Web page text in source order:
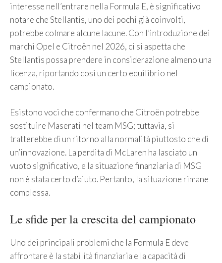
interesse nell’entrare nella Formula E, è significativo
notare che Stellantis, uno dei pochi già coinvolti,
potrebbe colmare alcune lacune. Con l’introduzione dei
marchi Opel e Citroën nel 2026, ci si aspetta che
Stellantis possa prendere in considerazione almeno una
licenza, riportando così un certo equilibrio nel
campionato.
Esistono voci che confermano che Citroën potrebbe
sostituire Maserati nel team MSG; tuttavia, si
tratterebbe di un ritorno alla normalità piuttosto che di
un’innovazione. La perdita di McLaren ha lasciato un
vuoto significativo, e la situazione finanziaria di MSG
non è stata certo d’aiuto. Pertanto, la situazione rimane
complessa.
Le sfide per la crescita del campionato
Uno dei principali problemi che la Formula E deve
affrontare è la stabilità finanziaria e la capacità di